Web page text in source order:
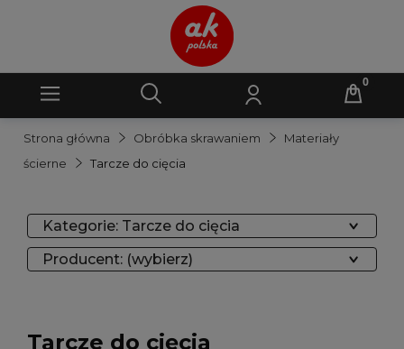
Strona główna Obróbka skrawaniem
Materiały
ścierne
Tarcze do cięcia
Kategorie: Tarcze do cięcia
Producent: (wybierz)
Tarcze do cięcia